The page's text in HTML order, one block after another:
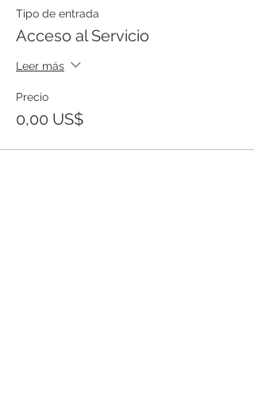
Tipo de entrada
Acceso al Servicio
Leer más
Precio
0,00 US$